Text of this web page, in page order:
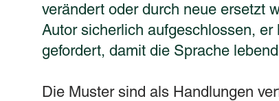
verändert oder durch neue ersetzt
Autor sicherlich aufgeschlossen,
gefordert, damit die Sprache
Die Muster sind als Handlungen